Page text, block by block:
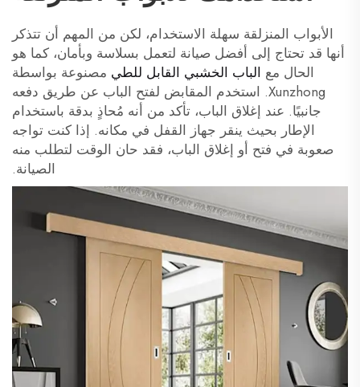
الأبواب المنزلقة سهلة الاستخدام، لكن من المهم أن تتذكر
أنها قد تحتاج إلى أفضل صيانة لتعمل بسلاسة وبأمان، كما هو
الحال مع الباب الخشبي القابل للطي مصنوعة بواسطة
Xunzhong. استخدم المقابض لفتح الباب عن طريق دفعه
جانبيًا. عند إغلاق الباب، تأكد من أنه مُحاذٍ بدقة باستخدام
الإطار بحيث ينقر جهاز القفل في مكانه. إذا كنت تواجه
صعوبة في فتح أو إغلاق الباب، فقد حان الوقت لتطلب منه
الصيانة.